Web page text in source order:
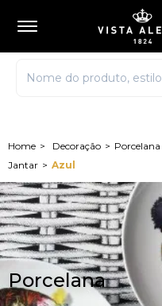
Decoração Porcelana
Jantar
Azul
Porcelana